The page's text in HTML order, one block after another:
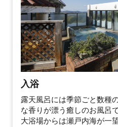
入浴
露天風呂には季節ごと数種
な香りが漂う癒しのお風呂で
大浴場からは瀬戸内海が一